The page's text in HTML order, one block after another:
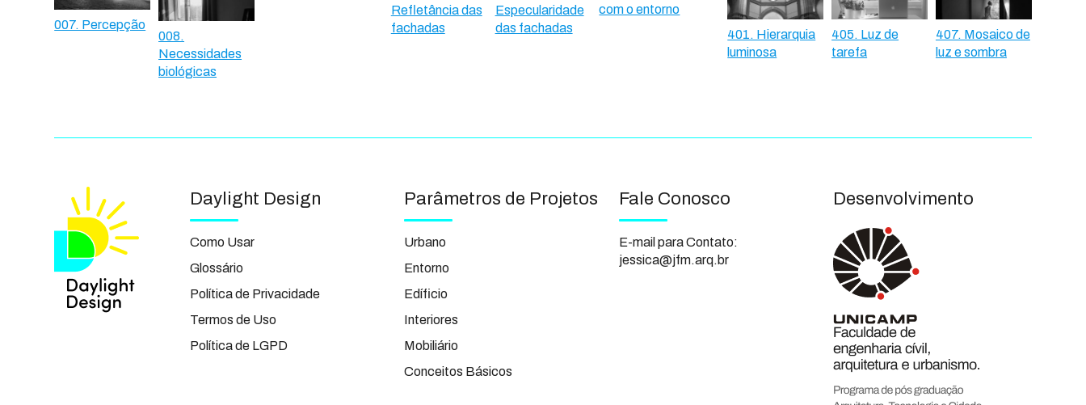
007. Percepção
008.
Necessidades
biológicas
Refletância das
fachadas
Especularidade
das fachadas
com o entorno
401. Hierarquia
luminosa
405. Luz de
tarefa
407. Mosaico de
luz e sombra
Daylight Design
Como Usar
Glossário
Política de Privacidade
Termos de Uso
Política de LGPD
Parâmetros de Projetos
Urbano
Entorno
Edíficio
Interiores
Mobiliário
Conceitos Básicos
Fale Conosco
E-mail para Contato:
jessica@jfm.arq.br
Desenvolvimento